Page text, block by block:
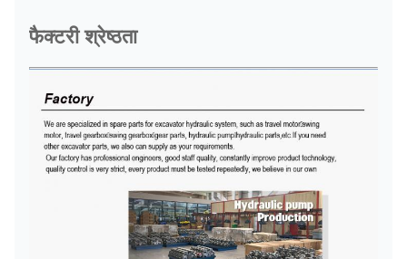
फैक्टरी श्रेष्ठता